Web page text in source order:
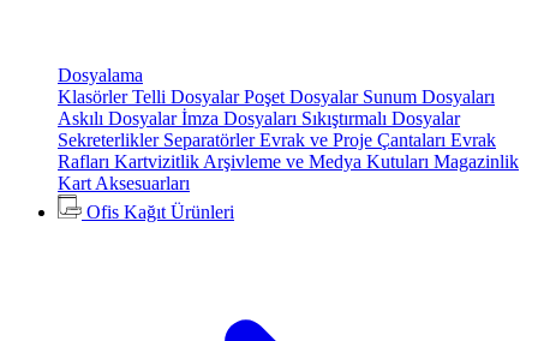
Dosyalama
KlasörlerTelli DosyalarPoşet Dosyalar Sunum Dosyaları
Askılı Dosyalarİmza Dosyaları Sıkıştırmalı Dosyalar
Sekreterlikler SeparatörlerEvrak ve Proje Çantaları Evrak
Rafları Kartvizitlik Arşivleme ve Medya Kutuları Magazinlik
Kart Aksesuarları
Ofis Kağıt Ürünleri